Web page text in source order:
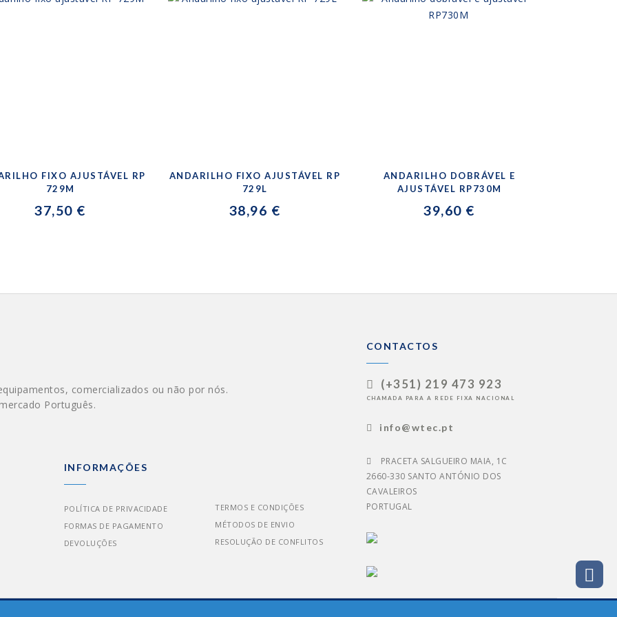
FIXO AJUSTÁVEL RP
729M
37,50 €
ANDARILHO FIXO AJUSTÁVEL RP
729L
38,96 €
ANDARILHO DOBRÁVEL E
AJUSTÁVEL RP730M
39,60 €
comercializados ou não por nós.
Português.
INFORMAÇÕES
POLÍTICA DE PRIVACIDADE
FORMAS DE PAGAMENTO
DEVOLUÇÕES
TERMOS E CONDIÇÕES
MÉTODOS DE ENVIO
RESOLUÇÃO DE CONFLITOS
CONTACTOS
(+351) 219 473 923
CHAMADA PARA A REDE FIXA NACIONAL
info@wtec.pt
PRACETA SALGUEIRO MAIA, 1C
2660-330 SANTO ANTÓNIO DOS
CAVALEIROS
PORTUGAL